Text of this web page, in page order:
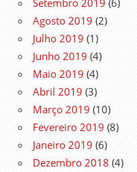
Agosto 2019 (2)
Julho 2019 (1)
Junho 2019 (4)
Maio 2019 (4)
Abril 2019 (3)
Março 2019 (10)
Fevereiro 2019 (8)
Janeiro 2019 (6)
Dezembro 2018 (4)